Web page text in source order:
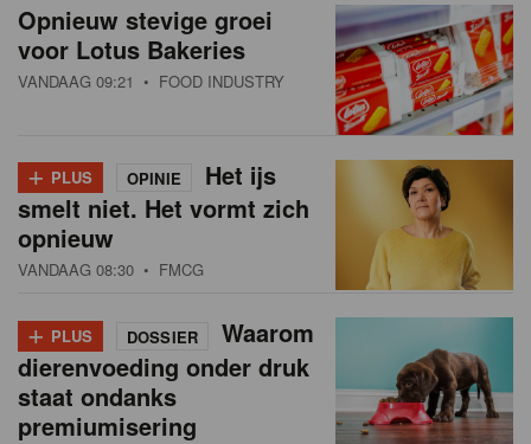
Opnieuw stevige groei
voor Lotus Bakeries
VANDAAG 09:21 • FOOD INDUSTRY
+ PLUS OPINIE
Het ijs
smelt niet. Het vormt zich
opnieuw
VANDAAG 08:30 • FMCG
+ PLUS DOSSIER
Waarom
dierenvoeding onder druk
staat ondanks
premiumisering